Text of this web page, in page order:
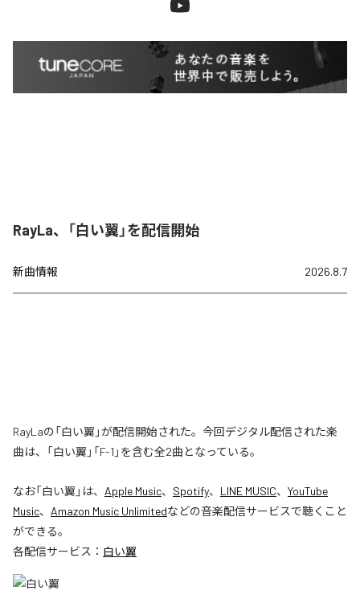
RayLa、「白い翼」を配信開始
新曲情報 2026.8.7
RayLaの「白い翼」が配信開始された。今回デジタル配信された楽
曲は、「白い翼」「F-1」を含む全2曲となっている。
なお「白い翼 」は、 Apple Music、 Spotify、 LINE MUSIC、 YouTube
Music、 Amazon Music Unlimitedなどの音楽配信サービスで聴くこと
ができる。
各配信サービス： 白い翼